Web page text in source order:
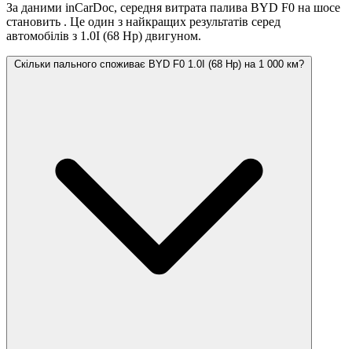
За даними inCarDoc, середня витрата палива BYD F0 на шосе
становить . Це один з найкращих результатів серед
автомобілів з 1.0I (68 Hp) двигуном.
Скільки пального споживає BYD F0 1.0I (68 Hp) на 1 000 км?